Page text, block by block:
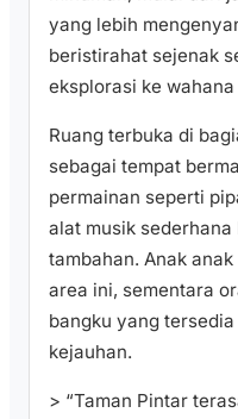
yang lebih
beristirahat sejenak
eksplorasi ke
Ruang terbuka di
sebagai tempat
permainan seperti
alat musik
tambahan. Anak
area ini, sementara
bangku yang
kejauhan.
> “Taman Pintar